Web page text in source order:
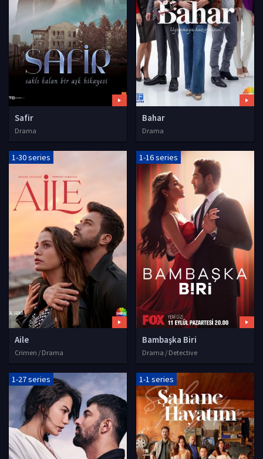
Safir
Drama
Bahar
Drama
1-30 series
Aile
Crimen / Drama
1-16 series
Bambaşka Biri
Drama / Detective
1-27 series 1-1 series